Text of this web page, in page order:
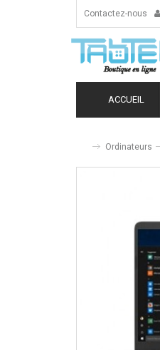
Contactez-nous
ACCUEIL
Ordinateurs